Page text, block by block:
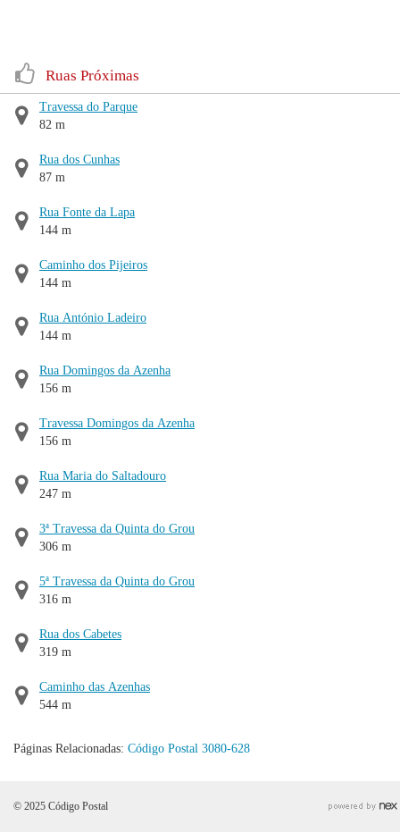
Ruas Próximas
Travessa do Parque
82 m
Rua dos Cunhas
87 m
Rua Fonte da Lapa
144 m
Caminho dos Pijeiros
144 m
Rua António Ladeiro
144 m
Rua Domingos da Azenha
156 m
Travessa Domingos da Azenha
156 m
Rua Maria do Saltadouro
247 m
3ª Travessa da Quinta do Grou
306 m
5ª Travessa da Quinta do Grou
316 m
Rua dos Cabetes
319 m
Caminho das Azenhas
544 m
Páginas Relacionadas: Código Postal 3080-628
© 2025 Código Postal